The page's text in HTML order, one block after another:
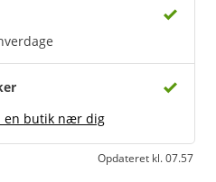
en butik nær dig
Opdateret kl. 07.57